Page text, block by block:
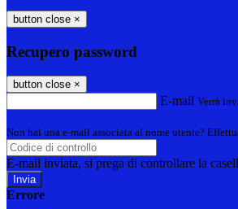
button close ×
Recupero password
button close ×
E-mail Verrà
Non hai una e-mail associata al nome utente?
E-mail inviata, si prega di controllare la
Errore